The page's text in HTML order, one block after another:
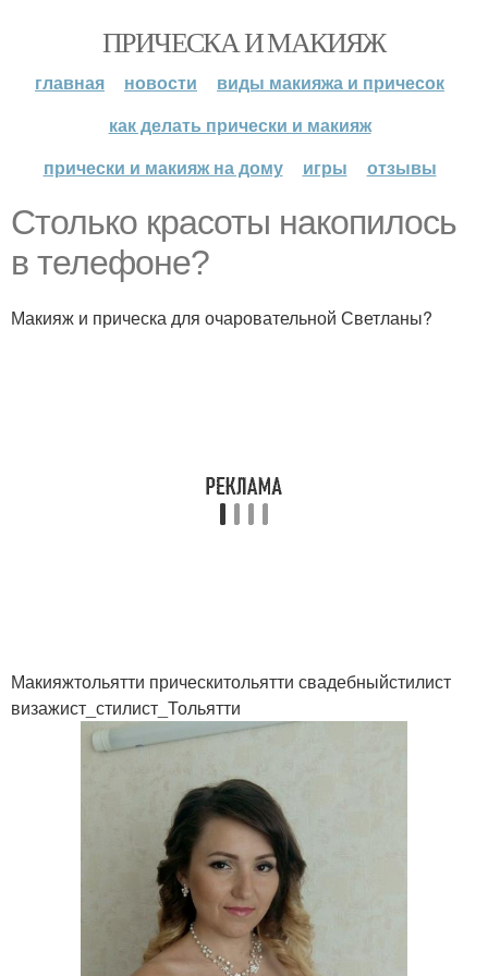
ПРИЧЕСКА И МАКИЯЖ
главная новости
виды макияжа и причесок
как делать прически и макияж
прически и макияж на дому
игры отзывы
Столько красоты накопилось
в телефоне?
Макияж и прическа для очаровательной Светланы?
Макияжтольятти прическитольятти свадебныйстилист
визажист_стилист_Тольятти